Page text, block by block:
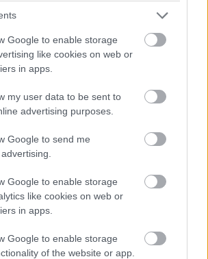
Google to enable storage
like cookies on web or
in apps.
my user data to be sent to
advertising purposes.
Google to send me
Google to enable storage
like cookies on web or
in apps.
Google to enable storage
of the website or app.
helyen látványos a változás a föld alatt.
álló mozgólépcsőket bontottak el,
is eltávolították. Most újabb két állomást